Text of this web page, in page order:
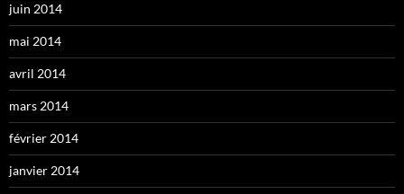
juin 2014
mai 2014
avril 2014
mars 2014
février 2014
janvier 2014